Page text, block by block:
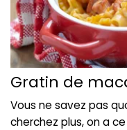
Gratin de
Vous ne savez pas
cherchez plus, on a